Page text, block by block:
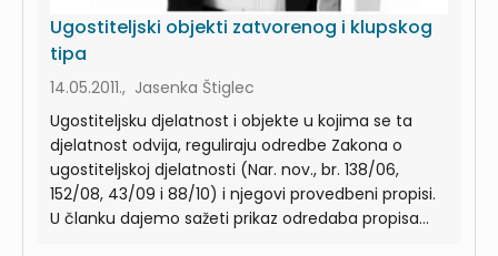
Ugostiteljski objekti zatvorenog i klupskog
tipa
14.05.2011., Jasenka Štiglec
Ugostiteljsku djelatnost i objekte u kojima se ta
djelatnost odvija, reguliraju odredbe Zakona o
ugostiteljskoj djelatnosti (Nar. nov., br. 138/06,
152/08, 43/09 i 88/10) i njegovi provedbeni propisi.
U članku dajemo sažeti prikaz odredaba propisa...